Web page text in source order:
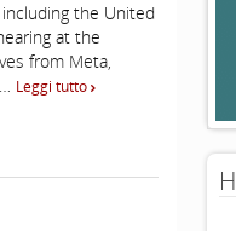
the United
at the
from Meta,
Leggi tutto